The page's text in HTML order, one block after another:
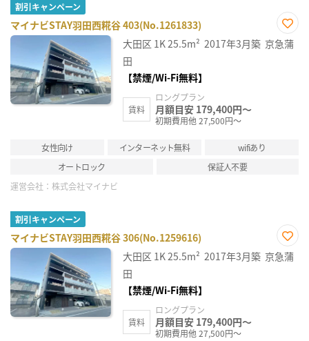
割引キャンペーン
マイナビSTAY羽田西糀谷 403(No.1261833)
お気
に入
大田区 1K25.5m² 2017年3月築 京急蒲
田
【禁煙/Wi-Fi無料】
賃料
ロングプラン
月額目安 179,400円～
初期費用他 27,500円～
女性向け インターネット無料
wifiあり
オートロック
保証人不要
運営会社： 株式会社マイナビ
割引キャンペーン
マイナビSTAY羽田西糀谷 306(No.1259616)
お気
に入
大田区 1K25.5m² 2017年3月築 京急蒲
田
【禁煙/Wi-Fi無料】
賃料
ロングプラン
月額目安 179,400円～
初期費用他 27,500円～